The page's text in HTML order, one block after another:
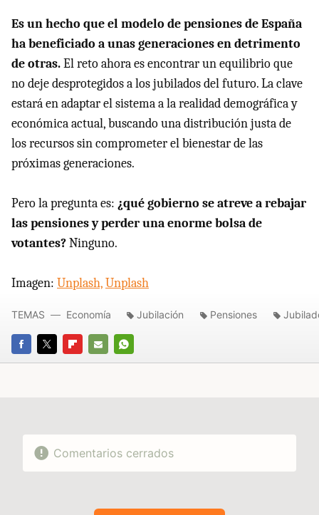
Es un hecho que el modelo de pensiones de España
ha beneficiado a unas generaciones en detrimento
de otras.El reto ahora es encontrar un equilibrio que
no deje desprotegidos a los jubilados del futuro. La clave
estará en adaptar el sistema a la realidad demográfica y
económica actual, buscando una distribución justa de
los recursos sin comprometer el bienestar de las
próximas generaciones.
Pero la pregunta es: ¿qué gobierno se atreve a rebajar
las pensiones y perder una enorme bolsa de
votantes?Ninguno.
Imagen: Unplash,Unplash
FACEBOOK
TWITTERFLIPBOARD
E-
WHATSAPP
TEMAS Economía Jubilación Pensiones
Comentarios cerrados